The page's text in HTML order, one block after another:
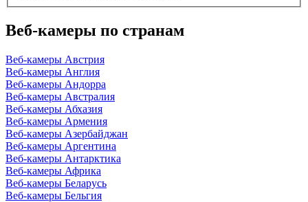
Веб-камеры по странам
Веб-камеры Австрия
Веб-камеры Англия
Веб-камеры Андорра
Веб-камеры Австралия
Веб-камеры Абхазия
Веб-камеры Армения
Веб-камеры Азербайджан
Веб-камеры Аргентина
Веб-камеры Антарктика
Веб-камеры Африка
Веб-камеры Беларусь
Веб-камеры Бельгия